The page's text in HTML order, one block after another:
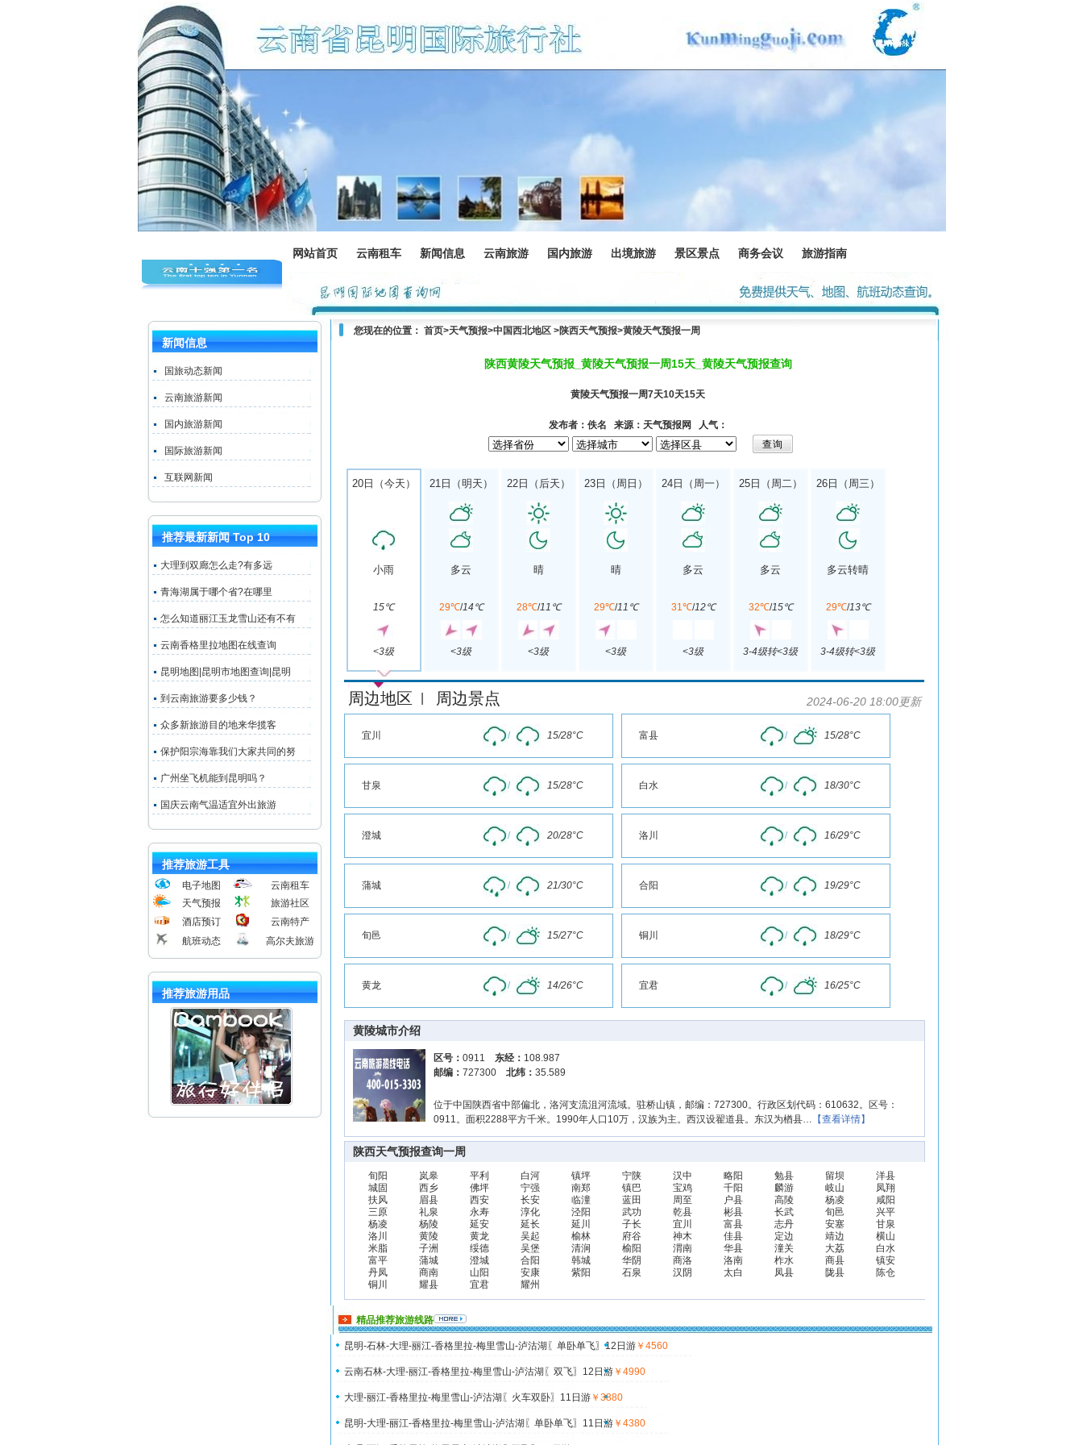
网站首页 云南租车 新闻信息 云南旅游 国内旅游 出境旅游 景区景点 商务会议 旅游指南
新闻信息
国旅动态新闻
云南旅游新闻
国内旅游新闻
国际旅游新闻
互联网新闻
推荐最新新闻 Top 10
大理到双廊怎么走?有多远
青海湖属于哪个省?在哪里
怎么知道丽江玉龙雪山还有不有
云南香格里拉地图在线查询
昆明地图|昆明市地图查询|昆明
到云南旅游要多少钱？
众多新旅游目的地来华揽客
保护阳宗海靠我们大家共同的努
广州坐飞机能到昆明吗？
国庆云南气温适宜外出旅游
推荐旅游工具
电子地图
云南租车
天气预报
旅游社区
酒店预订
云南特产
航班动态
高尔夫旅游
推荐旅游用品
您现在的位置： 首页>天气预报>中国西北地区 >陕西天气预报>黄陵天气预报一周
陕西黄陵天气预报_黄陵天气预报一周15天_黄陵天气预报查询
黄陵天气预报一周7天10天15天
发布者：佚名 来源：天气预报网 人气：
20日（今天）
小雨
15℃
<3级
21日（明天）
多云
29℃/14℃
<3级
22日（后天）
晴
28℃/11℃
<3级
23日（周日）
晴
29℃/11℃
<3级
24日（周一）
多云
31℃/12℃
<3级
25日（周二）
多云
32℃/15℃
3-4级转<3级
26日（周三）
多云转晴
29℃/13℃
3-4级转<3级
周边地区 周边景点 2024-06-20 18:00更新
宜川 / 15/28°C 富县 / 15/28°C
甘泉 / 15/28°C 白水 / 18/30°C
澄城 / 20/28°C 洛川 / 16/29°C
蒲城 / 21/30°C 合阳 / 19/29°C
旬邑 / 15/27°C 铜川 / 18/29°C
黄龙 / 14/26°C 宜君 / 16/25°C
黄陵城市介绍
区号： 0911 东经： 108.987
邮编： 727300 北纬： 35.589
位于中国陕西省中部偏北，洛河支流沮河流域。驻桥山镇，邮编：727300。行政区划代码：610632。区号：
0911。面积2288平方千米。1990年人口10万，汉族为主。西汉设翟道县。东汉为楢县… 【查看详情】
陕西天气预报查询一周
旬阳 岚皋 平利 白河 镇坪 宁陕 汉中 略阳 勉县 留坝
洋县
城固
西乡 佛坪 宁强 南郑 镇巴 宝鸡 千阳 麟游 岐山
凤翔
扶风
眉县 西安 长安 临潼 蓝田 周至 户县 高陵 杨凌
咸阳
三原
礼泉 永寿 淳化 泾阳 武功 乾县 彬县 长武 旬邑
兴平
杨凌
杨陵 延安 延长 延川 子长 宜川 富县 志丹 安塞
甘泉
洛川
黄陵 黄龙 吴起 榆林 府谷 神木 佳县 定边 靖边
横山
米脂
子洲 绥德 吴堡 清涧 榆阳 渭南 华县 潼关 大荔
白水
富平
蒲城 澄城 合阳 韩城 华阴 商洛 洛南 柞水 商县
镇安
丹凤
商南 山阳 安康 紫阳 石泉 汉阴 太白 凤县 陇县
陈仓
铜川
耀县 宜君 耀州
精品推荐旅游线路
￥4560
昆明-石林-大理-丽江-香格里拉-梅里雪山-泸沽湖〖单卧单飞〗12日游
￥4990
云南石林-大理-丽江-香格里拉-梅里雪山-泸沽湖〖双飞〗12日游
￥3880
大理-丽江-香格里拉-梅里雪山-泸沽湖〖火车双卧〗11日游
￥4380
昆明-大理-丽江-香格里拉-梅里雪山-泸沽湖〖单卧单飞〗11日游